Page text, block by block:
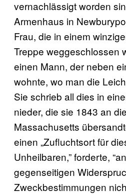
vernachlässigt worden
Armenhaus in
Frau, die in einem
Treppe weggeschlossen
einen Mann, der neben
wohnte, wo man die
Sie schrieb all dies in
nieder, die sie 1843 an
Massachusetts
einen „Zufluchtsort für
Unheilbaren,” forderte,
gegenseitigen
Zweckbestimmungen